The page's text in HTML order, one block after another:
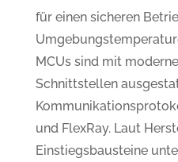
für einen sicheren
MCUs sind mit
Schnittstellen
und FlexRay. Laut
Einstiegsbausteine